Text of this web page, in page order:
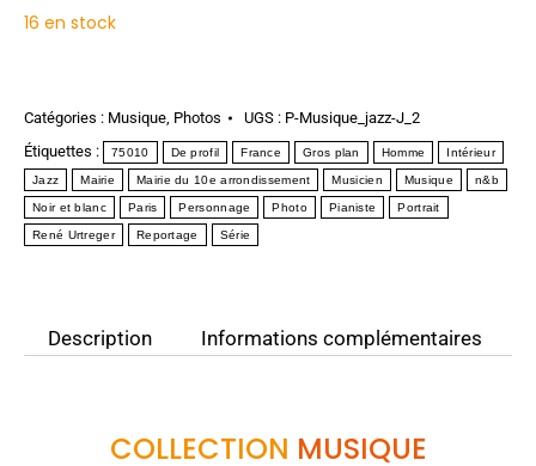
16 en stock
Catégories : Musique, Photos UGS : P-Musique_jazz-J_2
Étiquettes :
75010 De profil France Gros plan Homme Intérieur
Jazz Mairie Mairie du 10e arrondissement Musicien Musique n&b
Noir et blanc Paris Personnage Photo Pianiste Portrait
René Urtreger Reportage Série
Description Informations complémentaires
COLLECTION MUSIQUE